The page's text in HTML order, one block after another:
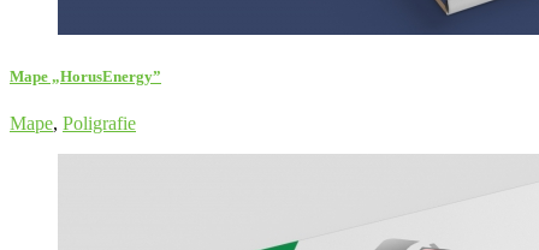
Mape „HorusEnergy”
Mape, Poligrafie